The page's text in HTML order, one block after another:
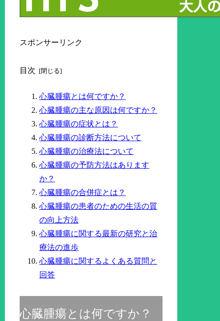
スポンサーリンク
目次
心臓腫瘍とは何ですか？
心臓腫瘍の主な原因は何ですか？
心臓腫瘍の症状とは？
心臓腫瘍の診断方法について
心臓腫瘍の治療法について
心臓腫瘍の予防方法はあります
か？
心臓腫瘍の合併症とは？
心臓腫瘍の患者のための生活の質
の向上方法
心臓腫瘍に関する最新の研究と治
療法の進歩
心臓腫瘍に関するよくある質問と
回答
心臓腫瘍とは何ですか？